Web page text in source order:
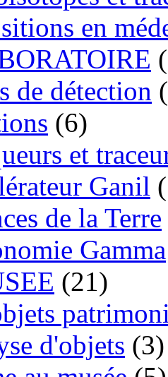
en
de détection
(6)
et
Ganil
de la Terre
Gamma
(21)
d'objets (3)